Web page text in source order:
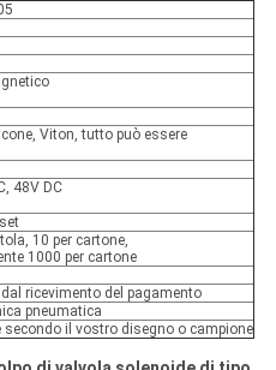
Viton, tutto può essere
48V DC
10 per cartone,
1000 per cartone
ricevimento del pagamento
pneumatica
secondo il vostro disegno o campione